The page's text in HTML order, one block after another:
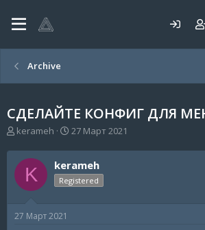
Archive
СДЕЛАЙТЕ КОНФИГ ДЛЯ
А
т
о
р
м
kerameh
Д
т
а
н
27 Март 2021
K kerameh
Registered
27 Март 2021